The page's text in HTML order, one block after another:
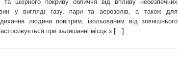
та шкірного покриву обличчя від впливу небезпечних
у вигляді газу, пари та аерозолів, а також для
людини повітрям, ізольованим від зовнішнього
при залишанні місць з […]